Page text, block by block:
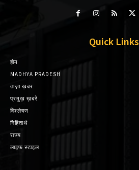
Quick Links
होम
MADHYA PRADESH
ताज़ा ख़बर
प्रमुख़ ख़बरे
विश्लेषण
निहितार्थ
राज्य
लाइफ स्टाइल